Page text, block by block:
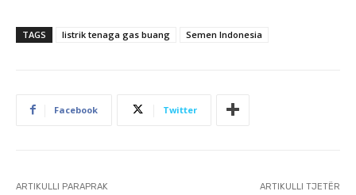
TAGS listrik tenaga gas buang Semen Indonesia
Facebook Twitter
ARTIKULLI PARAPRAK ARTIKULLI TJETËR